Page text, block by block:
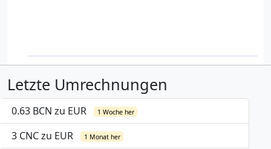
Letzte Umrechnungen
0.63 BCN zu EUR 1 Woche her
3 CNC zu EUR 1 Monat her